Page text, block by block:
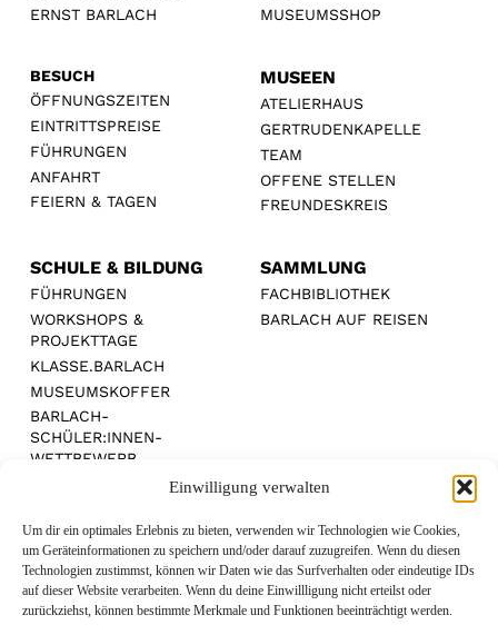
Einwilligung verwalten
Um dir ein optimales Erlebnis zu bieten, verwenden wir Technologien wie Cookies,
um Geräteinformationen zu speichern und/oder darauf zuzugreifen. Wenn du diesen
Technologien zustimmst, können wir Daten wie das Surfverhalten oder eindeutige IDs
auf dieser Website verarbeiten. Wenn du deine Einwillligung nicht erteilst oder
zurückziehst, können bestimmte Merkmale und Funktionen beeinträchtigt werden.
ERNST BARLACH MUSEUMSSHOP
BESUCH
ÖFFNUNGSZEITEN
EINTRITTSPREISE
FÜHRUNGEN
ANFAHRT
FEIERN & TAGEN
MUSEEN
ATELIERHAUS
GERTRUDENKAPELLE
TEAM
OFFENE STELLEN
FREUNDESKREIS
SCHULE & BILDUNG
FÜHRUNGEN
WORKSHOPS &
PROJEKTTAGE
KLASSE.BARLACH
MUSEUMSKOFFER
BARLACH-
SCHÜLER:INNEN-
WETTBEWERB
SAMMLUNG
FACHBIBLIOTHEK
BARLACH AUF REISEN
MEDIENPARTNER: